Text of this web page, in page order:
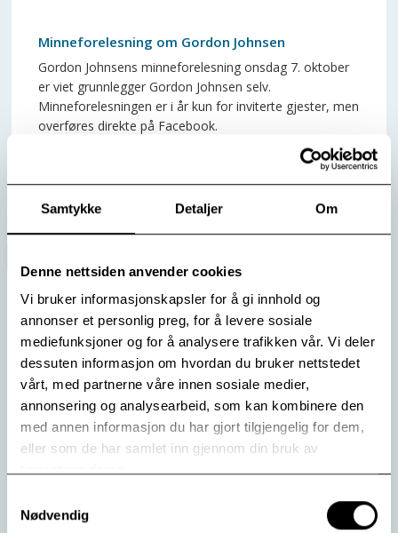
Samtykke Detaljer Om
Denne nettsiden anvender cookies
Vi bruker informasjonskapsler for å gi innhold og
annonser et personlig preg, for å levere sosiale
mediefunksjoner og for å analysere trafikken vår. Vi deler
dessuten informasjon om hvordan du bruker nettstedet
vårt, med partnerne våre innen sosiale medier,
annonsering og analysearbeid, som kan kombinere den
med annen informasjon du har gjort tilgjengelig for dem,
eller som de har samlet inn gjennom din bruk av
Nødvendig
Minneforelesning om Gordon Johnsen
Gordon Johnsens minneforelesning onsdag 7. oktober
er viet grunnlegger Gordon Johnsen selv.
Minneforelesningen er i år kun for inviterte gjester, men
overføres direkte på Facebook.
Les mer
Vel hjemme igjen etter en inspirerende Bjørnstjerne